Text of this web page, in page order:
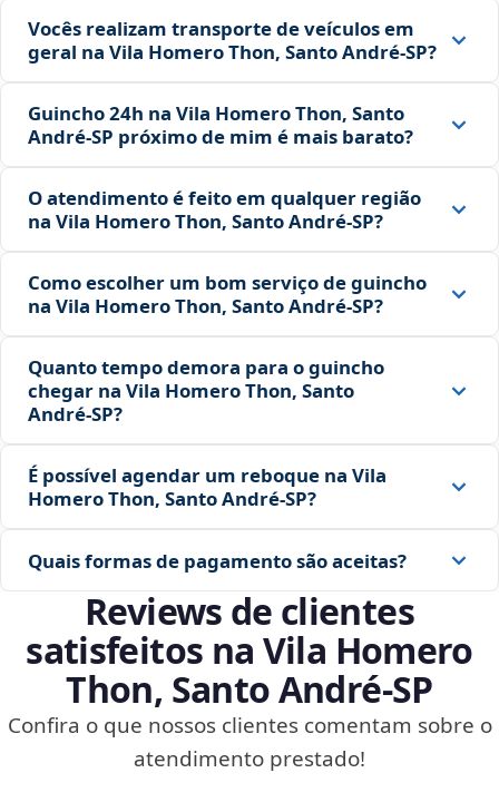
Vocês realizam transporte de veículos em
geral na Vila Homero Thon, Santo André‑SP?
Guincho 24h na Vila Homero Thon, Santo
André‑SP próximo de mim é mais barato?
O atendimento é feito em qualquer região
na Vila Homero Thon, Santo André‑SP?
Como escolher um bom serviço de guincho
na Vila Homero Thon, Santo André‑SP?
Quanto tempo demora para o guincho
chegar na Vila Homero Thon, Santo
André‑SP?
É possível agendar um reboque na Vila
Homero Thon, Santo André‑SP?
Quais formas de pagamento são aceitas?
Reviews de clientes
satisfeitos na Vila Homero
Thon, Santo André‑SP
Confira o que nossos clientes comentam sobre o
atendimento prestado!